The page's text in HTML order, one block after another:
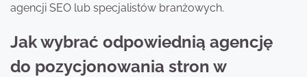
agencji SEO lub specjalistów branżowych.
Jak wybrać odpowiednią agencję
do pozycjonowania stron w